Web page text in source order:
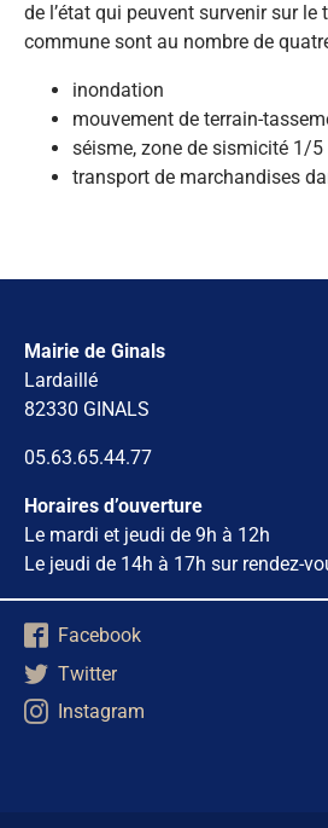
de l’état qui peuvent survenir sur le
commune sont au nombre de
inondation
mouvement de terrain-
séisme, zone de sismicité 1/
transport de marchandises
Mairie de Ginals
Lardaillé
82330 GINALS
05.63.65.44.77
Horaires d’ouverture
Le mardi et jeudi de 9h à 12h
Le jeudi de 14h à 17h sur rendez-
Facebook
Twitter
Instagram